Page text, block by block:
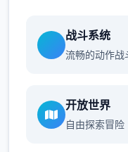
战斗系统
流畅的动作战
开放世界
自由探索冒险